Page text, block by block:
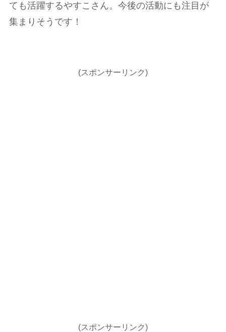
ても活躍するやすこさん。今後の活動にも注目が
集まりそうです！
(スポンサーリンク)
(スポンサーリンク)